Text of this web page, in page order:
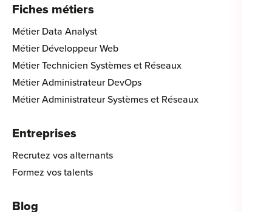
Fiches métiers
Métier Data Analyst
Métier Développeur Web
Métier Technicien Systèmes et Réseaux
Métier Administrateur DevOps
Métier Administrateur Systèmes et Réseaux
Entreprises
Recrutez vos alternants
Formez vos talents
Blog